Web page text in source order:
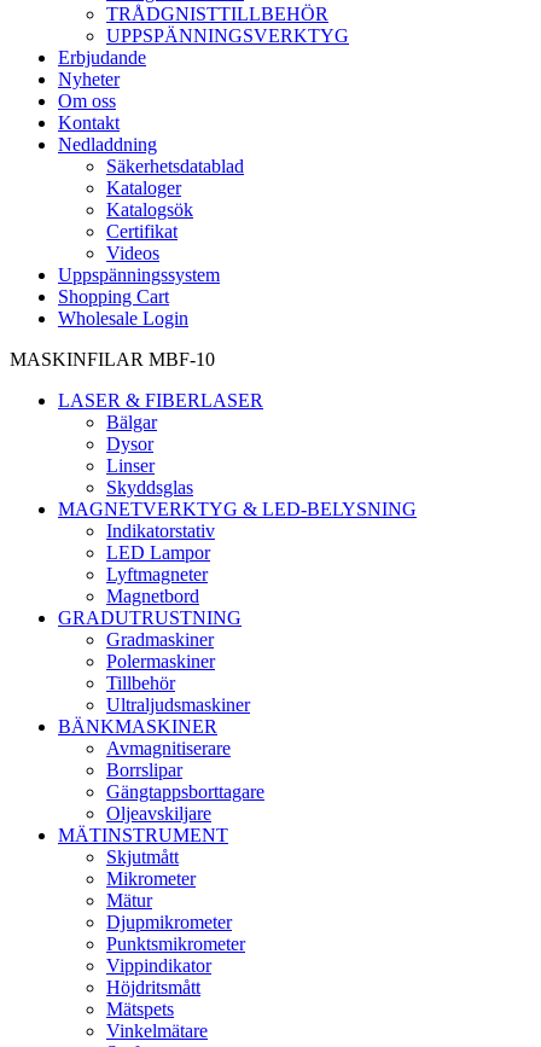
TRÅDGNISTTILLBEHÖR
UPPSPÄNNINGSVERKTYG
Erbjudande
Nyheter
Om oss
Kontakt
Nedladdning
Säkerhetsdatablad
Kataloger
Katalogsök
Certifikat
Videos
Uppspänningssystem
Shopping Cart
Wholesale Login
MASKINFILAR MBF-10
LASER & FIBERLASER
Bälgar
Dysor
Linser
Skyddsglas
MAGNETVERKTYG & LED-BELYSNING
Indikatorstativ
LED Lampor
Lyftmagneter
Magnetbord
GRADUTRUSTNING
Gradmaskiner
Polermaskiner
Tillbehör
Ultraljudsmaskiner
BÄNKMASKINER
Avmagnitiserare
Borrslipar
Gängtappsborttagare
Oljeavskiljare
MÄTINSTRUMENT
Skjutmått
Mikrometer
Mätur
Djupmikrometer
Punktsmikrometer
Vippindikator
Höjdritsmått
Mätspets
Vinkelmätare